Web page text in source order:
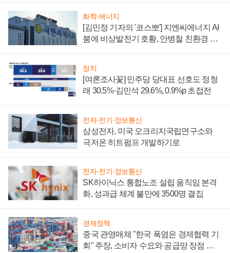
화학·에너지
[김민정 기자의 '코스뽀'] 지엔씨에너지 AI
붐에 비상발전기 호황, 안병철 친환경 에
정치
[여론조사꽃] 민주당 당대표 선호도 정청
래 30.5%·김민석 29.6%, 0.9%p 초접전
전자·전기·정보통신
삼성전자, 미국 오크리지국립연구소와
극저온 히트펌프 개발하기로
전자·전기·정보통신
SK하이닉스 통합노조 설립 움직임 본격
화, 성과급 체계 불만에 3500명 결집
경제정책
중국 관영매체 "한국 폭염은 경제협력 기
회" 주장, 소비자 수요와 공급망 장점 강